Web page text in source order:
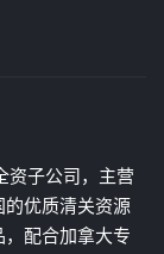
资子公司，主营
优质清关资源
配合加拿大专